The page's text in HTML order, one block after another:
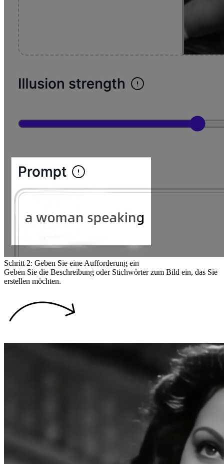
Schritt 2: Geben Sie eine Aufforderung ein
Geben Sie die Beschreibung oder Stichwörter zum Bild ein, das Sie
erstellen möchten.